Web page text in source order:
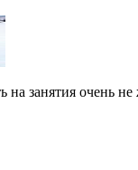
занятия очень